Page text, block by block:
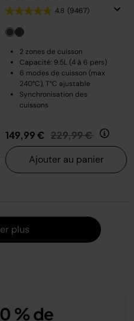
4.8 (9467)
2 zones de cuisson
Capacité: 9.5L (4 à 6 pers)
6 modes de cuisson (max
240°C), T°C ajustable
Synchronisation des
cuissons
149,99 € Prix réduit de
229,99 € au
Ajouter au panier
plus
% de